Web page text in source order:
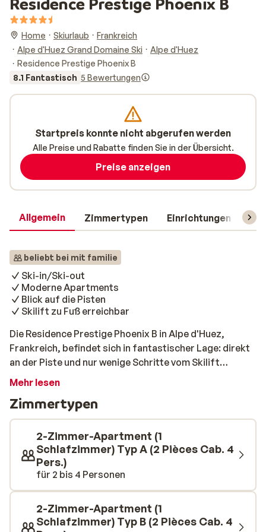
Home Skiurlaub
Frankreich
Alpe d'Huez Grand Domaine Ski
Alpe d'Huez
Residence Prestige Phoenix B
8.1 Fantastisch 5 Bewertungen
Allgemein Zimmertypen Einrichtungen
beliebt bei mit familie
Ski-in/Ski-out
Moderne Apartments
Blick auf die Pisten
Skilift zu Fuß erreichbar
Die Residence Prestige Phoenix B in Alpe d'Huez,
Frankreich, befindet sich in fantastischer Lage: direkt
an der Piste und nur wenige Schritte vom Skilift
entfernt. Sobald Sie vor die Tür treten, hören Sie das
– und können sofort Ihre Skier anschnallen für einen
neuen Tag im sonnenverwöhnten Grand Domaine Ski.
Das moderne Gebäude besticht durch seine klaren
Linien und warmen Holzakzente. Im Inneren erwarten
Sie stilvolle Apartments mit großen Fenstern, die für
viel Licht und einen atemberaubenden Blick auf die
schneebedeckten Berggipfel sorgen. Der Duft von Holz
und die Ruhe des knisternden Kaminfeuers in der
Lounge sorgen für eine entspannte
Mehr lesen
Zimmertypen
2-Zimmer-Apartment (1
Schlafzimmer) Typ A (2 Pièces Cab. 4
Pers.)
für 2 bis 4 Personen
2-Zimmer-Apartment (1
Schlafzimmer) Typ B (2 Pièces Cab. 4
Startpreis konnte nicht abgerufen werden
Alle Preise und Rabatte finden Sie in der Übersicht.
Preise anzeigen